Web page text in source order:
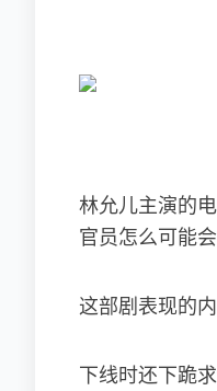
林允儿主演的
官员怎么可能
这部剧表现的
下线时还下跪